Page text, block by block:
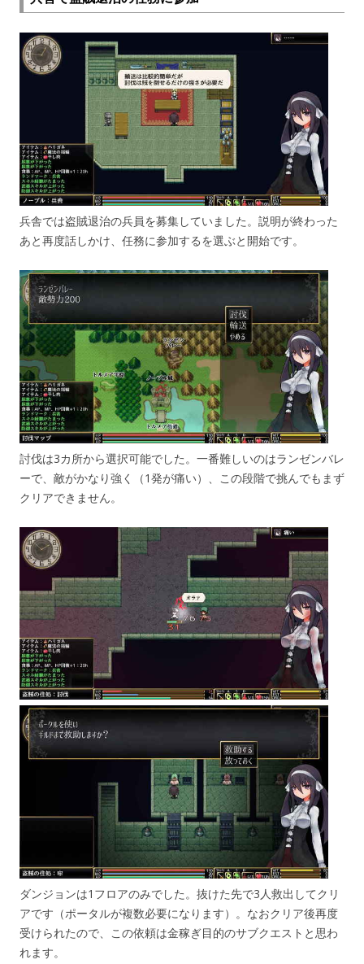
兵舎では盗賊退治の兵員を募集していました。説明が終わった
あと再度話しかけ、任務に参加するを選ぶと開始です。
討伐は3カ所から選択可能でした。一番難しいのはランゼンバレ
ーで、敵がかなり強く（1発が痛い）、この段階で挑んでもまず
クリアできません。
ダンジョンは1フロアのみでした。抜けた先で3人救出してクリ
アです（ポータルが複数必要になります）。なおクリア後再度
受けられたので、この依頼は金稼ぎ目的のサブクエストと思わ
れます。